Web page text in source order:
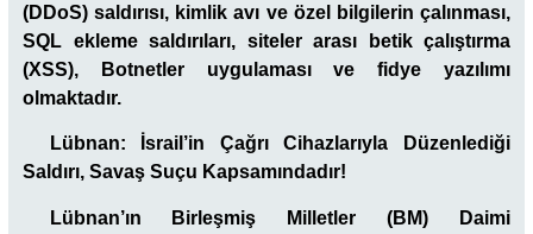
(DDoS) saldırısı, kimlik avı ve özel bilgilerin çalınması,
SQL ekleme saldırıları, siteler arası betik çalıştırma
(XSS), Botnetler uygulaması ve fidye yazılımı
olmaktadır.
Lübnan: İsrail’in Çağrı Cihazlarıyla Düzenlediği
Saldırı, Savaş Suçu Kapsamındadır!
Lübnan’ın Birleşmiş Milletler (BM) Daimi